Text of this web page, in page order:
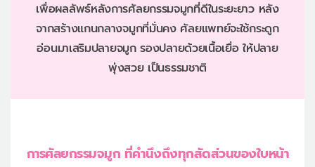
เพื่อผลลัพธ์หลังการศัลยกรรมจมูกที่ดีในระยะยาว หลัง
จากสร้างแกนกลางจมูกที่มั่นคง ศัลยแพทย์จะใช้กระดูก
อ่อนมาเสริมปลายจมูกรองปลายด้วยเนื้อเยื่อ ให้ปลาย
พุ่งสวย เป็นธรรมชาติ
การศัลยกรรมจมูก ที่คำนึงถึงทุกสัดส่วนของใบหน้า